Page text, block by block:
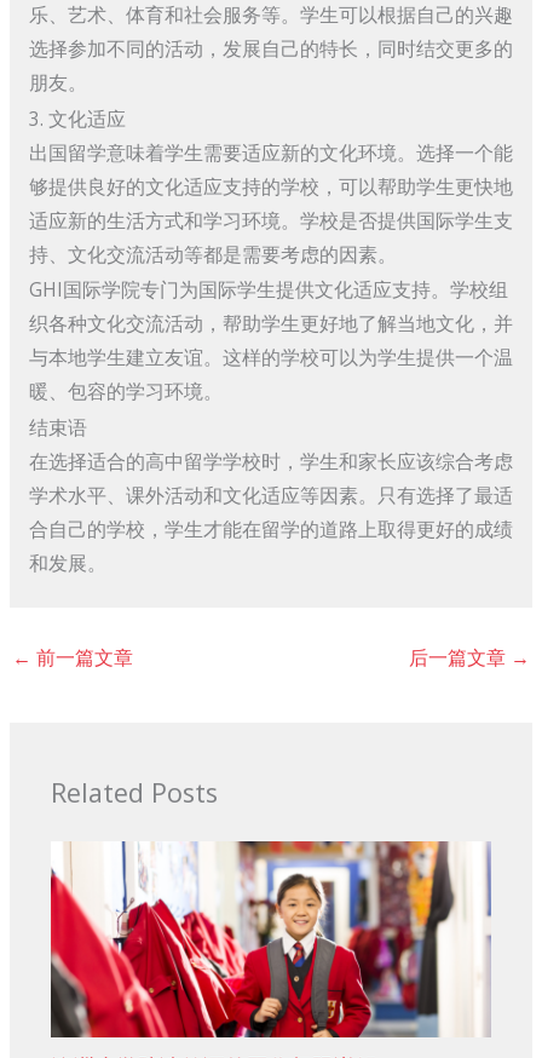
乐、艺术、体育和社会服务等。学生可以根据自己的兴趣
选择参加不同的活动，发展自己的特长，同时结交更多的
朋友。
3. 文化适应
出国留学意味着学生需要适应新的文化环境。选择一个能
够提供良好的文化适应支持的学校，可以帮助学生更快地
适应新的生活方式和学习环境。学校是否提供国际学生支
持、文化交流活动等都是需要考虑的因素。
GHI国际学院专门为国际学生提供文化适应支持。学校组
织各种文化交流活动，帮助学生更好地了解当地文化，并
与本地学生建立友谊。这样的学校可以为学生提供一个温
暖、包容的学习环境。
结束语
在选择适合的高中留学学校时，学生和家长应该综合考虑
学术水平、课外活动和文化适应等因素。只有选择了最适
合自己的学校，学生才能在留学的道路上取得更好的成绩
和发展。
← 前一篇文章 后一篇文章 →
Related Posts